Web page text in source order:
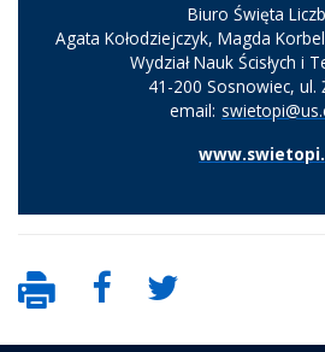
Biuro Święta
Agata Kołodziejczyk, Magda
Wydział Nauk Ścisłych i
41-200 Sosnowiec, ul.
email: